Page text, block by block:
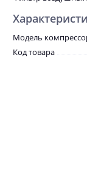
Модель
Код товара